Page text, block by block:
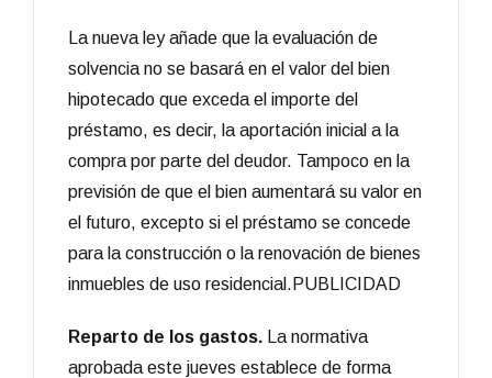
La nueva ley añade que la evaluación de
solvencia no se basará en el valor del bien
hipotecado que exceda el importe del
préstamo, es decir, la aportación inicial a la
compra por parte del deudor. Tampoco en la
previsión de que el bien aumentará su valor en
el futuro, excepto si el préstamo se concede
para la construcción o la renovación de bienes
inmuebles de uso residencial.PUBLICIDAD
Reparto de los gastos. La normativa
aprobada este jueves establece de forma